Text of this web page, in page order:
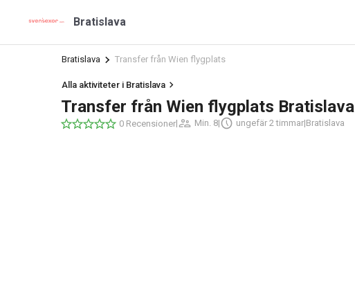
Bratislava
Bratislava Transfer från Wien flygplats
Alla aktiviteter i Bratislava
Transfer från Wien flygplats Bratislava
0 Recensioner| Min. 8| ungefär 2 timmar|Bratislava